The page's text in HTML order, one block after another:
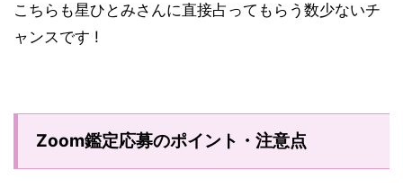
こちらも星ひとみさんに直接占ってもらう数少ないチ
ャンスです !
Zoom鑑定応募のポイント・注意点